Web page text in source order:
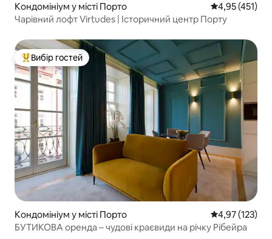
Кондомініум у місті Порто Середня
4,95 (451)
Чарівний лофт Virtudes | Історичний центр Порту
Топ вибір гостей
Вибір гостей
Кондомініум у місті Порто Середня
4,97 (123)
БУТИКОВА оренда – чудові краєвиди на річку Рібейра